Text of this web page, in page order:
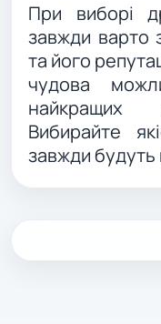
При виборі
завжди варто
та його
чудова
найкращих
Вибирайте
завжди будуть